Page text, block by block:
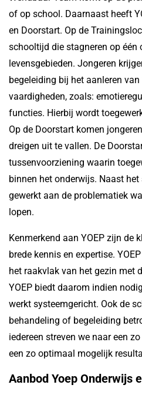
of op school. Daarnaast heeft
en Doorstart. Op de
schooltijd die stagneren op één
levensgebieden. Jongeren
begeleiding bij het aanleren
vaardigheden, zoals:
functies. Hierbij wordt
Op de Doorstart komen
dreigen uit te vallen. De
tussenvoorziening waarin
binnen het onderwijs. Naast
gewerkt aan de problematiek
lopen.
Kenmerkend aan YOEP zijn de
brede kennis en expertise.
het raakvlak van het gezin met
YOEP biedt daarom indien
werkt systeemgericht. Ook de
behandeling of begeleiding
iedereen streven we naar een
een zo optimaal mogelijk
Aanbod Yoep Onderwijs